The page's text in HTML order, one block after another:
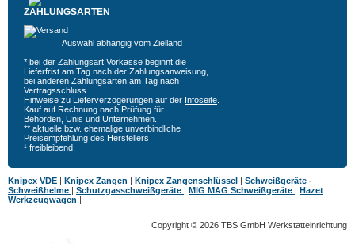
ZAHLUNGSARTEN
Auswahl abhängig vom Zielland
* bei der Zahlungsart Vorkasse beginnt die
Lieferfrist am Tag nach der Zahlungsanweisung,
bei anderen Zahlungsarten am Tag nach
Vertragsschluss.
Hinweise zu Lieferverzögerungen auf der Infoseite
Kauf auf Rechnung nach Prüfung für
Behörden, Unis und Unternehmen.
** aktuelle bzw. ehemalige unverbindliche
Preisempfehlung des Herstellers
¹ freibleibend
Knipex VDE | Knipex Zangen | Knipex Zangenschlüssel | Schweißgeräte -
Schweißhelme | Schutzgasschweißgeräte | MIG MAG Schweißgeräte | Hazet
Werkzeugwagen |
Copyright © 2026 TBS GmbH Werkstatteinrichtung